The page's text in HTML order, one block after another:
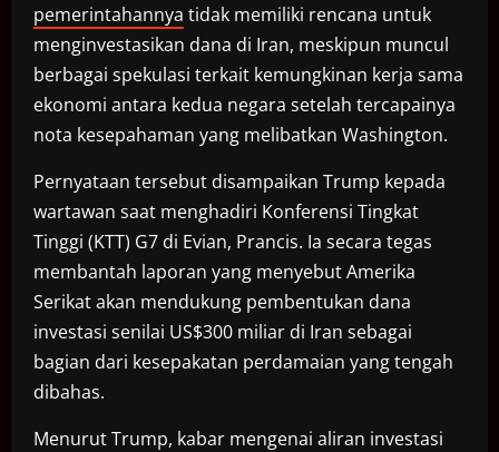
pemerintahannya tidak memiliki rencana untuk
menginvestasikan dana di Iran, meskipun muncul
berbagai spekulasi terkait kemungkinan kerja sama
ekonomi antara kedua negara setelah tercapainya
nota kesepahaman yang melibatkan Washington.
Pernyataan tersebut disampaikan Trump kepada
wartawan saat menghadiri Konferensi Tingkat
Tinggi (KTT) G7 di Evian, Prancis. Ia secara tegas
membantah laporan yang menyebut Amerika
Serikat akan mendukung pembentukan dana
investasi senilai US$300 miliar di Iran sebagai
bagian dari kesepakatan perdamaian yang tengah
dibahas.
Menurut Trump, kabar mengenai aliran investasi